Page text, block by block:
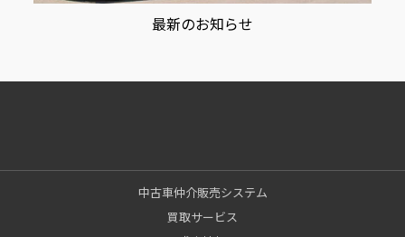
最新のお知らせ
中古車仲介販売システム
買取サービス